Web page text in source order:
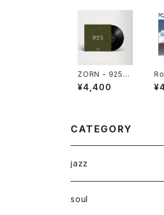
ZORN - 925
"LP"
¥4,400
CATEGORY
jazz
soul